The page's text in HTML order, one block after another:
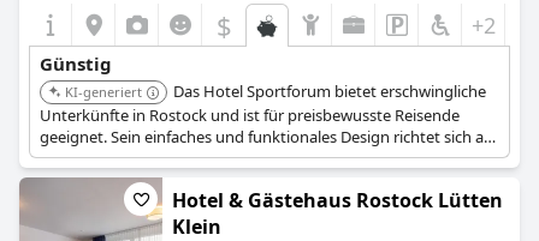
$ +2
Günstig
KI-generiert
Das Hotel Sportforum bietet erschwingliche
Unterkünfte in Rostock und ist für preisbewusste Reisende
geeignet. Sein einfaches und funktionales Design richtet sich an
Gäste, die eine praktische Basis zur Erkundung der Stadt
suchen.
Hotel & Gästehaus Rostock Lütten
Klein